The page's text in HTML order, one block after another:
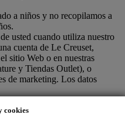
cookies
a niños y no recopilamos a
usted cuando utiliza nuestro
cuenta de Le Creuset,
sitio Web o en nuestras
y Tiendas Outlet), o
de marketing. Los datos
correo electrónico, fecha de